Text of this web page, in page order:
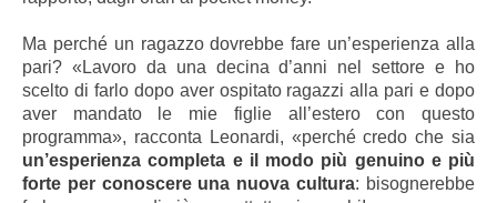
Ma perché un ragazzo dovrebbe fare un’esperienza alla
pari? «Lavoro da una decina d’anni nel settore e ho
scelto di farlo dopo aver ospitato ragazzi alla pari e dopo
aver mandato le mie figlie all’estero con questo
programma», racconta Leonardi, «perché credo che sia
un’esperienza completa e il modo più genuino e più
forte per conoscere una nuova cultura: bisognerebbe